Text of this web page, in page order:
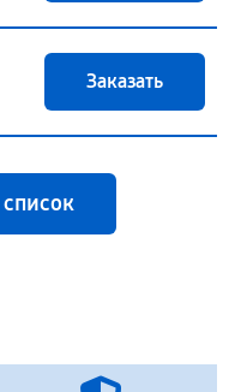
Заказать
список